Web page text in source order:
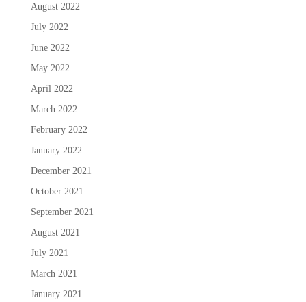
August 2022
July 2022
June 2022
May 2022
April 2022
March 2022
February 2022
January 2022
December 2021
October 2021
September 2021
August 2021
July 2021
March 2021
January 2021